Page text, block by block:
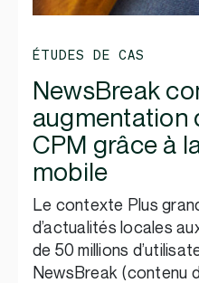
ÉTUDES DE CAS
NewsBreak
augmentation
CPM grâce à
mobile
Le contexte Plus
d’actualités locales
de 50 millions
NewsBreak (contenu